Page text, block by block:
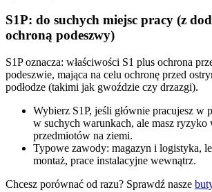
S1P: do suchych miejsc pracy (z
ochroną podeszwy)
S1P oznacza: właściwości S1 plus ochrona
podeszwie, mająca na celu ochronę przed
podłodze (takimi jak gwoździe czy drzazgi).
Wybierz S1P, jeśli głównie pracujesz w
w suchych warunkach, ale masz ryzyko
przedmiotów na ziemi.
Typowe zawody: magazyn i logistyka,
montaż, prace instalacyjne wewnątrz.
Chcesz porównać od razu? Sprawdź nasze